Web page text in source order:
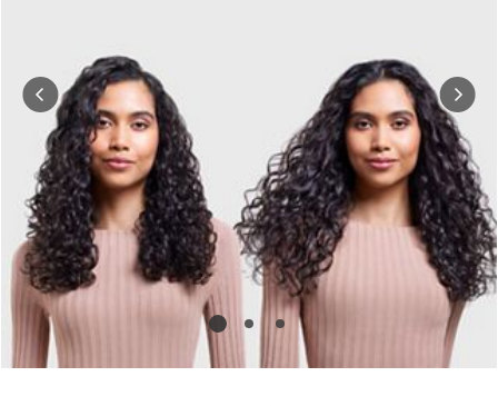
navigate,
slide
with
the
slide